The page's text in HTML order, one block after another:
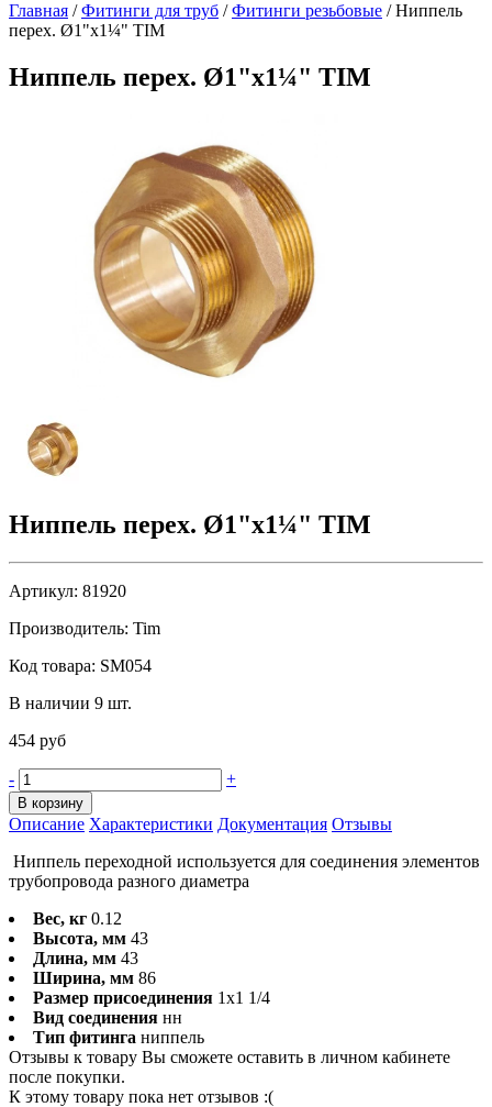
Главная /Фитинги для труб /Фитинги резьбовые /Ниппель
перех. Ø1"х1¼" TIM
Ниппель перех. Ø1"х1¼" TIM
Ниппель перех. Ø1"х1¼" TIM
Артикул: 81920
Производитель: Tim
Код товара: SM054
В наличии 9 шт.
454 руб
- +
В корзину
Описание Характеристики Документация Отзывы
Ниппель переходной используется для соединения элементов
трубопровода разного диаметра
Вес, кг 0.12
Высота, мм 43
Длина, мм 43
Ширина, мм 86
Размер присоединения 1x1 1/4
Вид соединения нн
Тип фитинга ниппель
Отзывы к товару Вы сможете оставить в личном кабинете
после покупки.
К этому товару пока нет отзывов :(